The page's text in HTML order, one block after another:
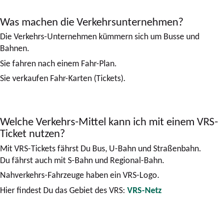
Was machen die Verkehrsunternehmen?
Die Verkehrs-Unternehmen kümmern sich um Busse und
Bahnen.
Sie fahren nach einem Fahr-Plan.
Sie verkaufen Fahr-Karten (Tickets).
Welche Verkehrs-Mittel kann ich mit einem VRS-
Ticket nutzen?
Mit VRS-Tickets fährst Du Bus, U-Bahn und Straßenbahn.
Du fährst auch mit S-Bahn und Regional-Bahn.
Nahverkehrs-Fahrzeuge haben ein VRS-Logo.
Hier findest Du das Gebiet des VRS: VRS-Netz